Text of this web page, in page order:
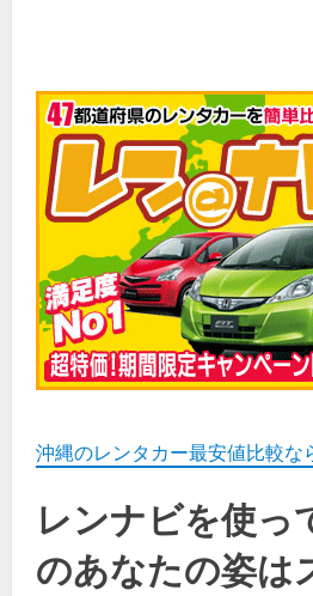
沖縄のレンタカー最安値比較な
レンナビを使っ
のあなたの姿は